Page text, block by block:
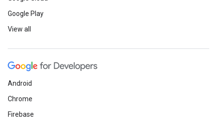
Google Play
View all
Android
Chrome
Firebase